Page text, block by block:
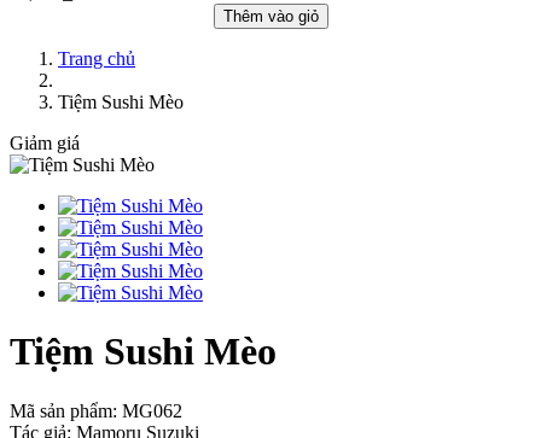
Thêm vào giỏ
Trang chủ
Tiệm Sushi Mèo
Giảm giá
Tiệm Sushi Mèo
Mã sản phẩm: MG062
Tác giả: Mamoru Suzuki